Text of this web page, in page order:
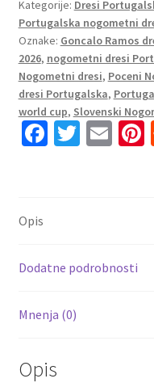
Ramos
#9
Portugalska
Domači
SP
2026
količina
Kategorije: Dresi
Portugalska nogometni
Oznake: Goncalo Ramos
2026, nogometni dresi
Nogometni dresi, Poceni
dresi Portugalska,
world cup, Slovenski
Fa
k
T E
Opis
Dodatne podrobnosti
Mnenja (0)
Opis